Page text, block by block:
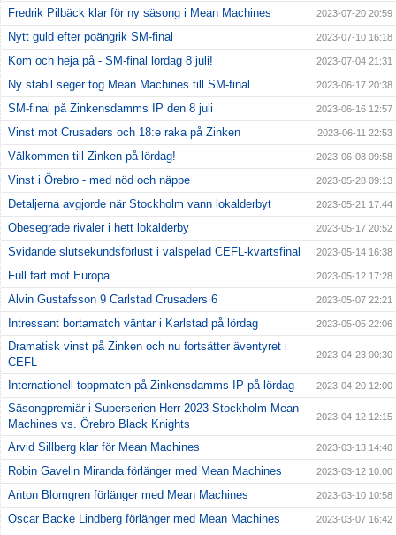
Fredrik Pilbäck klar för ny säsong i Mean Machines 2023-07-20 20:59
Nytt guld efter poängrik SM-final 2023-07-10 16:18
Kom och heja på - SM-final lördag 8 juli! 2023-07-04 21:31
Ny stabil seger tog Mean Machines till SM-final 2023-06-17 20:38
SM-final på Zinkensdamms IP den 8 juli 2023-06-16 12:57
Vinst mot Crusaders och 18:e raka på Zinken 2023-06-11 22:53
Välkommen till Zinken på lördag! 2023-06-08 09:58
Vinst i Örebro - med nöd och näppe 2023-05-28 09:13
Detaljerna avgjorde när Stockholm vann lokalderbyt 2023-05-21 17:44
Obesegrade rivaler i hett lokalderby 2023-05-17 20:52
Svidande slutsekundsförlust i välspelad CEFL-kvartsfinal 2023-05-14 16:38
Full fart mot Europa 2023-05-12 17:28
Alvin Gustafsson 9 Carlstad Crusaders 6 2023-05-07 22:21
Intressant bortamatch väntar i Karlstad på lördag 2023-05-05 22:06
Dramatisk vinst på Zinken och nu fortsätter äventyret i
CEFL
2023-04-23 00:30
Internationell toppmatch på Zinkensdamms IP på lördag 2023-04-20 12:00
Säsongpremiär i Superserien Herr 2023 Stockholm Mean
Machines vs. Örebro Black Knights
2023-04-12 12:15
Arvid Sillberg klar för Mean Machines 2023-03-13 14:40
Robin Gavelin Miranda förlänger med Mean Machines 2023-03-12 10:00
Anton Blomgren förlänger med Mean Machines 2023-03-10 10:58
Oscar Backe Lindberg förlänger med Mean Machines 2023-03-07 16:42